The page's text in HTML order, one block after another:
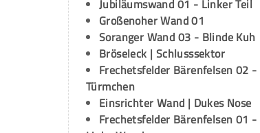
Jubiläumswand 01 - Linker Teil
Großenoher Wand 01
Soranger Wand 03 - Blinde Kuh
Bröseleck | Schlusssektor
Frechetsfelder Bärenfelsen 02 -
Türmchen
Einsrichter Wand | Dukes Nose
Frechetsfelder Bärenfelsen 01 -